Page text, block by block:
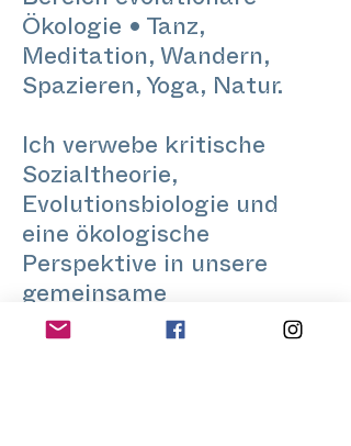
Ökologie • Tanz,
Meditation, Wandern,
Spazieren, Yoga, Natur.
Ich verwebe kritische
Sozialtheorie,
Evolutionsbiologie und
eine ökologische
Perspektive in unsere
gemeinsame
Bewegungsmeditationspr